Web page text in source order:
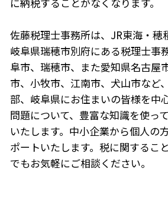
佐藤税理士事務所は、JR東海・穂
岐阜県瑞穂市別府にある税理士事
阜市、瑞穂市、また愛知県名古屋
市、小牧市、江南市、犬山市など
部、岐阜県にお住まいの皆様を中
問題について、豊富な知識を使っ
いたします。中小企業から個人の
ポートいたします。税に関するこ
でもお気軽にご相談ください。